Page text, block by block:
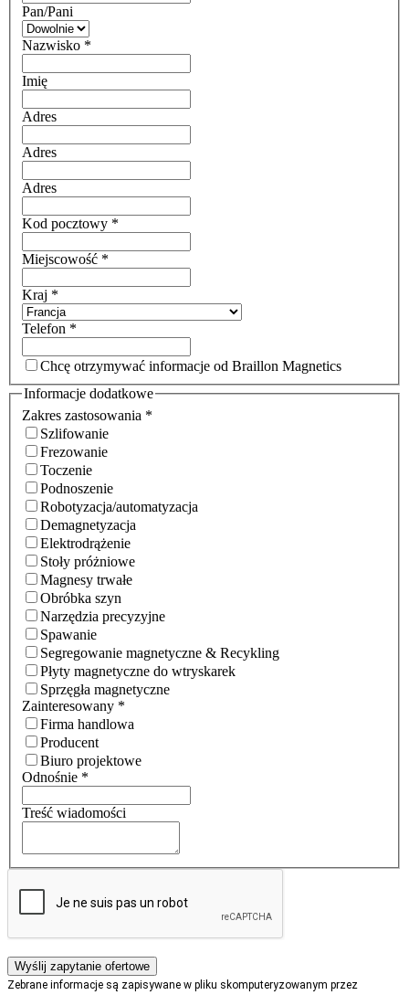
Pan/Pani
Nazwisko *
Imię
Adres
Adres
Adres
Kod pocztowy *
Miejscowość *
Kraj *
Telefon *
Chcę otrzymywać informacje od Braillon Magnetics
Informacje dodatkowe
Zakres zastosowania *
Szlifowanie
Frezowanie
Toczenie
Podnoszenie
Robotyzacja/automatyzacja
Demagnetyzacja
Elektrodrążenie
Stoły próżniowe
Magnesy trwałe
Obróbka szyn
Narzędzia precyzyjne
Spawanie
Segregowanie magnetyczne & Recykling
Płyty magnetyczne do wtryskarek
Sprzęgła magnetyczne
Zainteresowany *
Firma handlowa
Producent
Biuro projektowe
Odnośnie *
Treść wiadomości
Zebrane informacje są zapisywane w pliku skomputeryzowanym przez